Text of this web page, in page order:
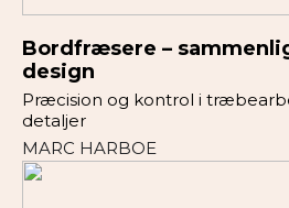
Bordfræsere –
design
Præcision og kontrol i
detaljer
MARC HARBOE